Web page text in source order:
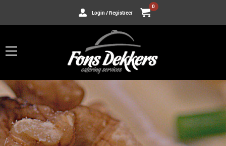
Login / Registreer
0